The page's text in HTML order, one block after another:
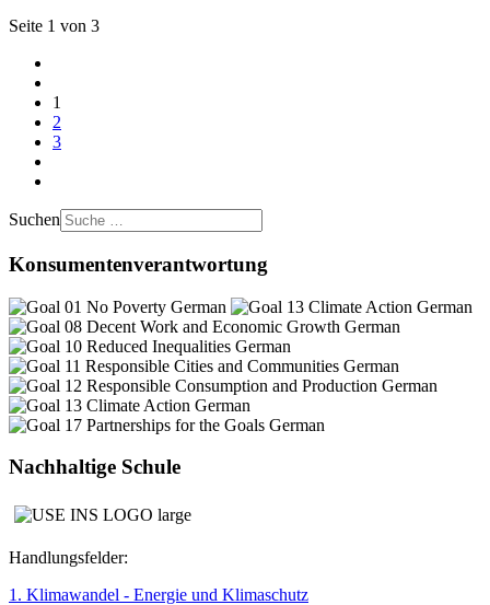
Seite 1 von 3
1
2
3
Suchen
Konsumentenverantwortung
Nachhaltige Schule
Handlungsfelder:
1. Klimawandel - Energie und Klimaschutz